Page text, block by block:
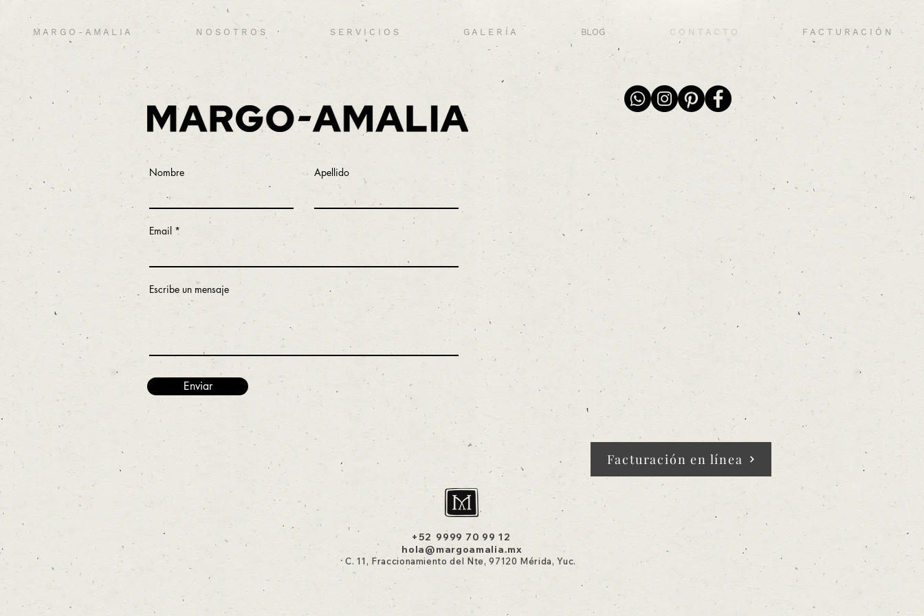
M A R G O - A M A L I A N O S O T R O S S E R V I C I O S G A L E R Í A BLOG C O N T A C T O F A C T U R A C I Ó N
Nombre Apellido
Email
Escribe un mensaje
Enviar
Facturación en línea
+52 9999 70 99 12
hola@margoamalia.mx
C. 11, Fraccionamiento del Nte, 97120 Mérida, Yuc.